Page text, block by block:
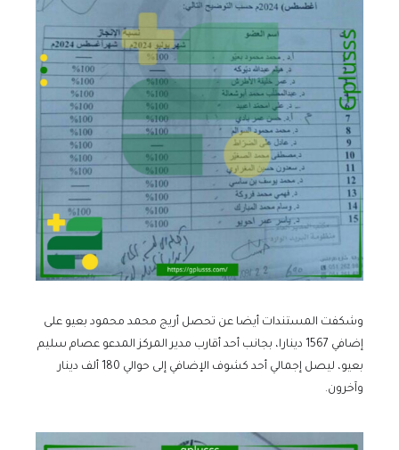
وشكفت المستندات أيضا عن تحصل أريج محمد محمود بعيو على
إضافي 1567 دينارا، بجانب أحد أقارب مدير المركز المدعو عصام سليم
بعيو، ليصل إجمالي أحد كشوف الإضافي إلى حوالي 180 ألف دينار
وآخرون.